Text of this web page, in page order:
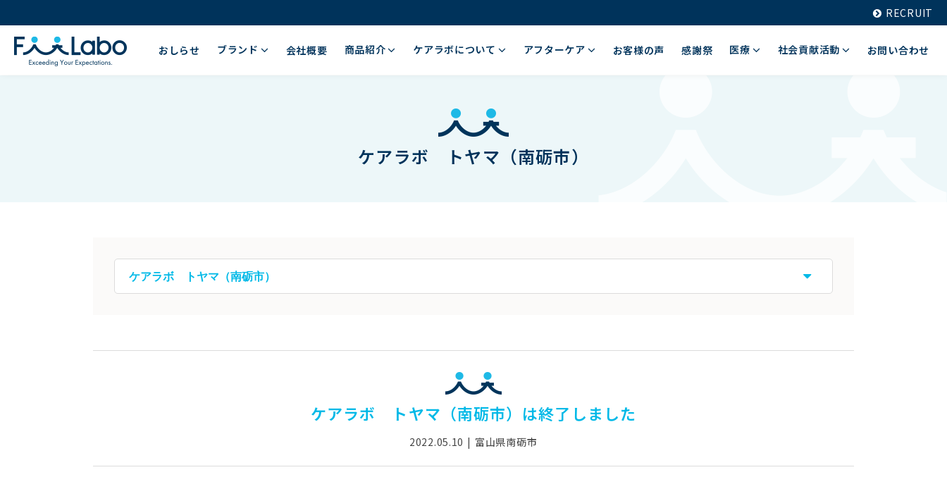
RECRUIT
おしらせ ブランド 会社概要 商品紹介 ケアラボについて アフターケア お客様の声 感謝祭 医療 社会貢献活動 お問い合わせ
ケアラボ トヤマ（南砺市）
ケアラボ トヤマ（南砺市）は終了しました
2022.05.10 富山県南砺市